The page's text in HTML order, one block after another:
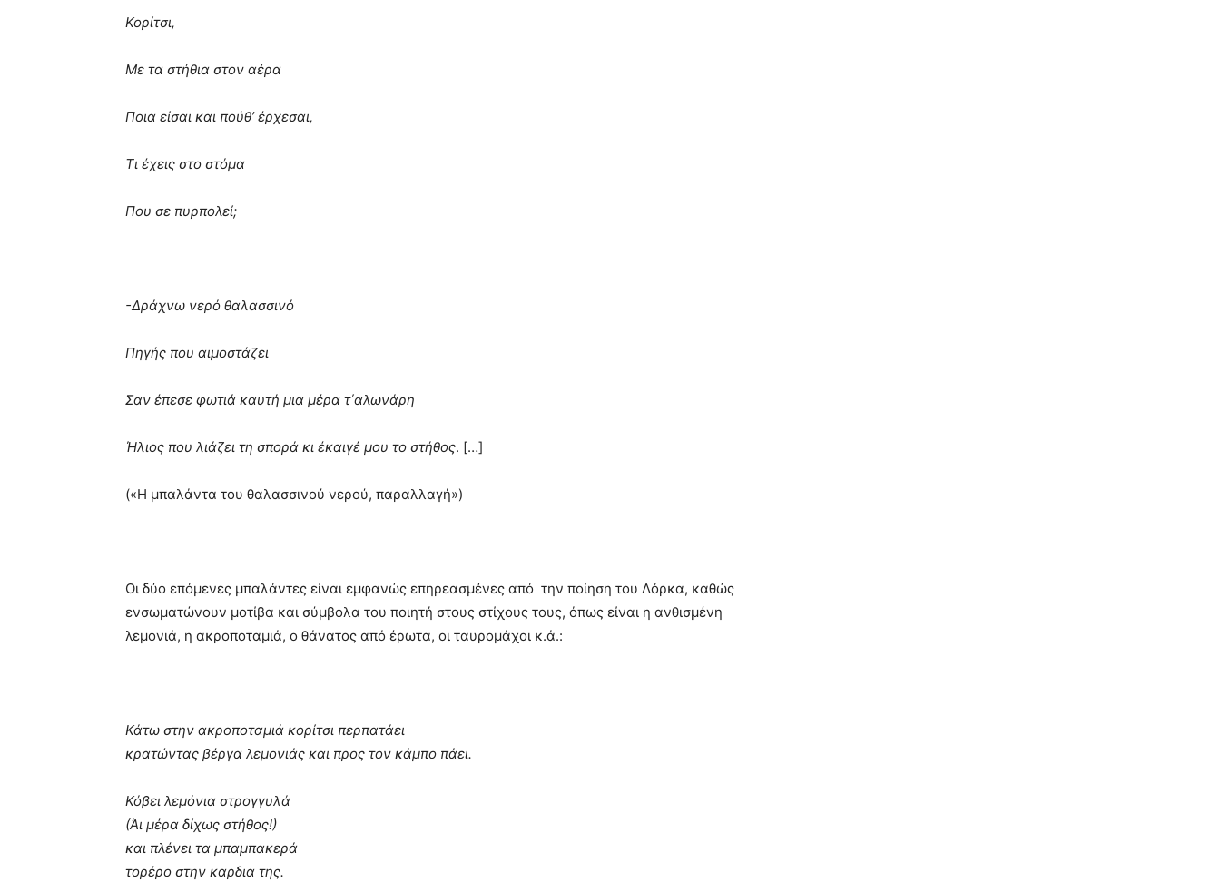
Κορίτσι,
Με τα στήθια στον αέρα
Ποια είσαι και πούθ’ έρχεσαι,
Τι έχεις στο στόμα
Που σε πυρπολεί;
-Δράχνω νερό θαλασσινό
Πηγής που αιμοστάζει
Σαν έπεσε φωτιά καυτή μια μέρα τ΄αλωνάρη
Ήλιος που λιάζει τη σπορά κι έκαιγέ μου το στήθος. […]
(«Η μπαλάντα του θαλασσινού νερού, παραλλαγή»)
Οι δύο επόμενες μπαλάντες είναι εμφανώς επηρεασμένες από την ποίηση του Λόρκα, καθώς
ενσωματώνουν μοτίβα και σύμβολα του ποιητή στους στίχους τους, όπως είναι η ανθισμένη
λεμονιά, η ακροποταμιά, ο θάνατος από έρωτα, οι ταυρομάχοι κ.ά.:
Κάτω στην ακροποταμιά κορίτσι περπατάει
κρατώντας βέργα λεμονιάς και προς τον κάμπο πάει.
Κόβει λεμόνια στρογγυλά
(Άι μέρα δίχως στήθος!)
και πλένει τα μπαμπακερά
τορέρο στην καρδια της.